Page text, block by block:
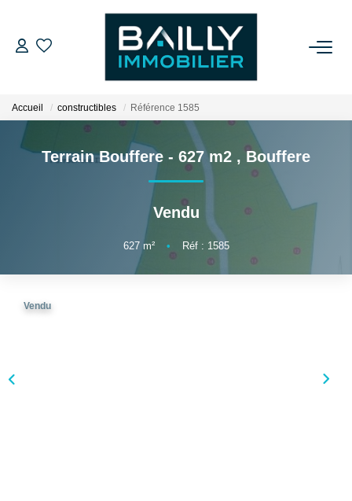
ACHETER
LOUER
VENDRE
NOS AGENCES
Qui Sommes Nous
Accueil constructibles Référence 1585
Terrain Bouffere - 627 m2 , Bouffere
Vendu
627m² • Réf : 1585
Vendu